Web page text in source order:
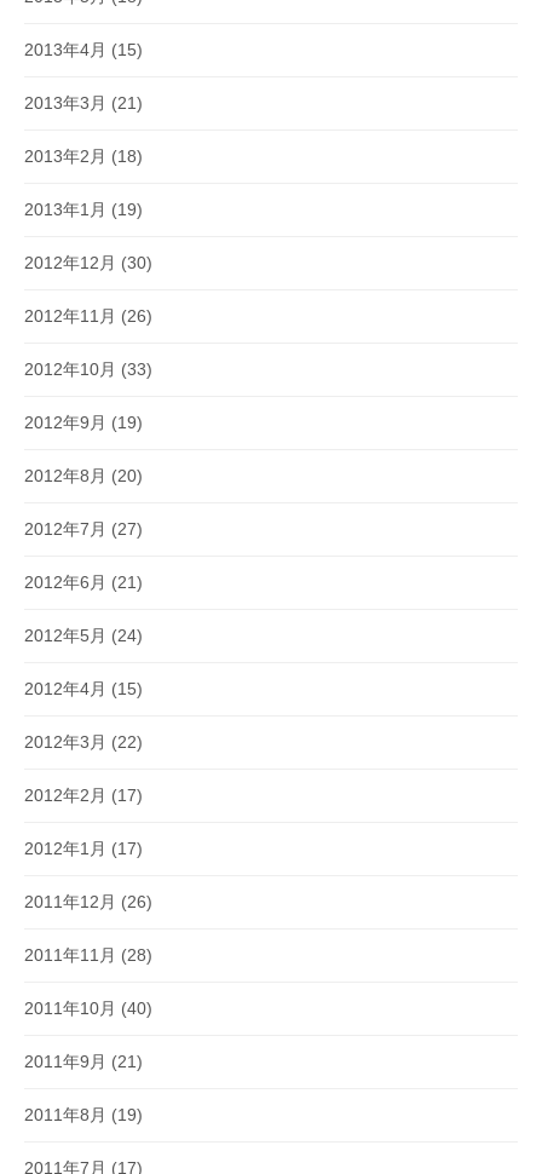
2013年4月 (15)
2013年3月 (21)
2013年2月 (18)
2013年1月 (19)
2012年12月 (30)
2012年11月 (26)
2012年10月 (33)
2012年9月 (19)
2012年8月 (20)
2012年7月 (27)
2012年6月 (21)
2012年5月 (24)
2012年4月 (15)
2012年3月 (22)
2012年2月 (17)
2012年1月 (17)
2011年12月 (26)
2011年11月 (28)
2011年10月 (40)
2011年9月 (21)
2011年8月 (19)
2011年7月 (17)